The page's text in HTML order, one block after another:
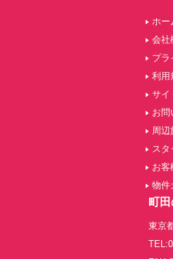
ホー
会社
プラ
利用
サイ
お問
周辺
スタ
お客
物件
町
東京